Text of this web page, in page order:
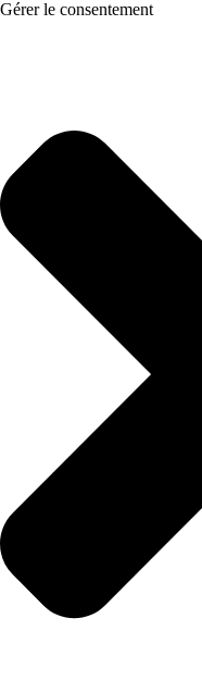
Gérer le consentement